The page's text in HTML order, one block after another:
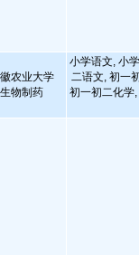
农业大学
生物制药
小学语文, 小
二语文, 初一
初一初二化学